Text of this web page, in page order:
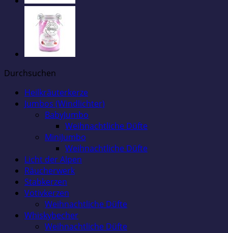
Durchsuchen
Heilkräuterkerze
Jumbos (Windlichter)
BabyJumbo
Weihnachtliche Düfte
MiniJumbo
Weihnachtliche Düfte
Licht der Alpen
Räucherwerk
Stabkerzen
Votivkerzen
Weihnachtliche Düfte
Whiskybecher
Weihnachtliche Düfte